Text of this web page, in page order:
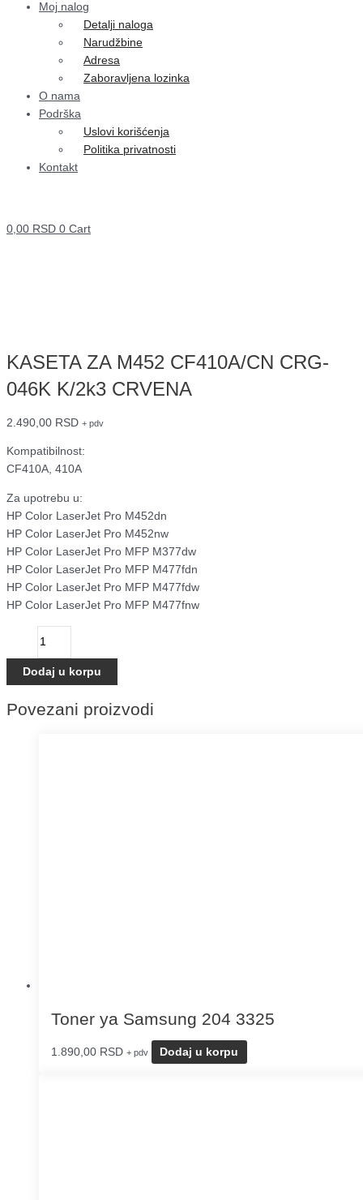
Moj nalog
Detalji naloga
Narudžbine
Adresa
Zaboravljena lozinka
O nama
Podrška
Uslovi korišćenja
Politika privatnosti
Kontakt
0,00 RSD 0 Cart
KASETA ZA M452 CF410A/CN CRG-
046K K/2k3 CRVENA
2.490,00 RSD + pdv
Kompatibilnost:
CF410A, 410A
Za upotrebu u:
HP Color LaserJet Pro M452dn
HP Color LaserJet Pro M452nw
HP Color LaserJet Pro MFP M377dw
HP Color LaserJet Pro MFP M477fdn
HP Color LaserJet Pro MFP M477fdw
HP Color LaserJet Pro MFP M477fnw
Dodaj u korpu
Povezani proizvodi
Toner ya Samsung 204 3325
1.890,00 RSD + pdv Dodaj u korpu